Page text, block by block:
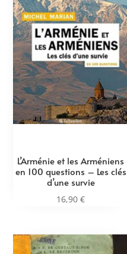
L’Arménie et les Arméniens
en 100 questions – Les clés
d’une survie
16,90€